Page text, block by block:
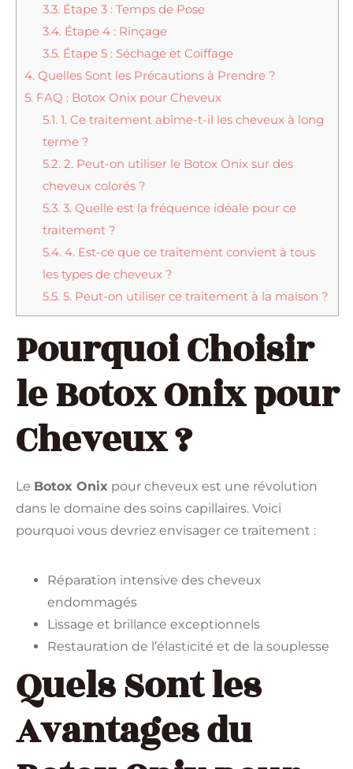
3.3. Étape 3 : Temps de Pose
3.4. Étape 4 : Rinçage
3.5. Étape 5 : Séchage et Coiffage
4. Quelles Sont les Précautions à Prendre ?
5. FAQ : Botox Onix pour Cheveux
5.1. 1. Ce traitement abîme-t-il les cheveux à long
terme ?
5.2. 2. Peut-on utiliser le Botox Onix sur des
cheveux colorés ?
5.3. 3. Quelle est la fréquence idéale pour ce
traitement ?
5.4. 4. Est-ce que ce traitement convient à tous
les types de cheveux ?
5.5. 5. Peut-on utiliser ce traitement à la maison ?
Pourquoi Choisir
le Botox Onix pour
Cheveux ?
Le Botox Onix pour cheveux est une révolution
dans le domaine des soins capillaires. Voici
pourquoi vous devriez envisager ce traitement :
Réparation intensive des cheveux
endommagés
Lissage et brillance exceptionnels
Restauration de l’élasticité et de la souplesse
Quels Sont les
Avantages du